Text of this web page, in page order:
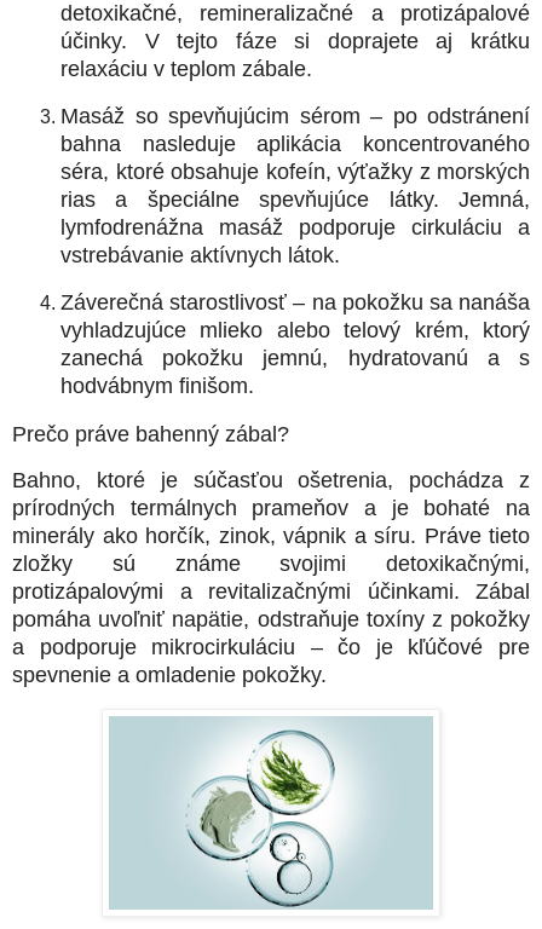
detoxikačné, remineralizačné a protizápalové
účinky. V tejto fáze si doprajete aj krátku
relaxáciu v teplom zábale.
Masáž so spevňujúcim sérom – po odstránení
bahna nasleduje aplikácia koncentrovaného
séra, ktoré obsahuje kofeín, výťažky z morských
rias a špeciálne spevňujúce látky. Jemná,
lymfodrenážna masáž podporuje cirkuláciu a
vstrebávanie aktívnych látok.
Záverečná starostlivosť – na pokožku sa nanáša
vyhladzujúce mlieko alebo telový krém, ktorý
zanechá pokožku jemnú, hydratovanú a s
hodvábnym finišom.
Prečo práve bahenný zábal?
Bahno, ktoré je súčasťou ošetrenia, pochádza z
prírodných termálnych prameňov a je bohaté na
minerály ako horčík, zinok, vápnik a síru. Práve tieto
zložky sú známe svojimi detoxikačnými,
protizápalovými a revitalizačnými účinkami. Zábal
pomáha uvoľniť napätie, odstraňuje toxíny z pokožky
a podporuje mikrocirkuláciu – čo je kľúčové pre
spevnenie a omladenie pokožky.